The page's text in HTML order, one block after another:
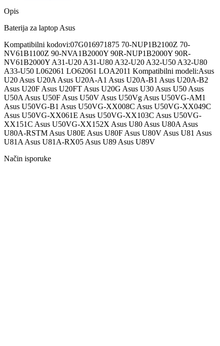
Opis
Baterija za laptop Asus
Kompatibilni kodovi:07G016971875 70-NUP1B2100Z 70-
NV61B1100Z 90-NVA1B2000Y 90R-NUP1B2000Y 90R-
NV61B2000Y A31-U20 A31-U80 A32-U20 A32-U50 A32-U80
A33-U50 L062061 LO62061 LOA2011 Kompatibilni modeli:Asus
U20 Asus U20A Asus U20A-A1 Asus U20A-B1 Asus U20A-B2
Asus U20F Asus U20FT Asus U20G Asus U30 Asus U50 Asus
U50A Asus U50F Asus U50V Asus U50Vg Asus U50VG-AM1
Asus U50VG-B1 Asus U50VG-XX008C Asus U50VG-XX049C
Asus U50VG-XX061E Asus U50VG-XX103C Asus U50VG-
XX151C Asus U50VG-XX152X Asus U80 Asus U80A Asus
U80A-RSTM Asus U80E Asus U80F Asus U80V Asus U81 Asus
U81A Asus U81A-RX05 Asus U89 Asus U89V
Način isporuke